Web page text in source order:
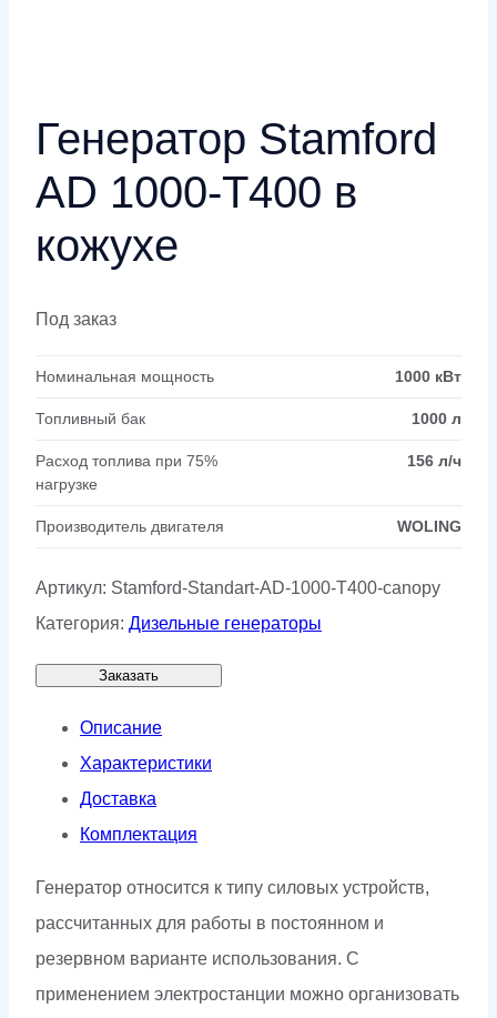
Генератор Stamford
AD 1000-T400 в
кожухе
Под заказ
Номинальная мощность 1000 кВт
Топливный бак 1000 л
Расход топлива при 75%
нагрузке
156 л/ч
Производитель двигателя WOLING
Артикул: Stamford-Standart-AD-1000-T400-canopy
Категория: Дизельные генераторы
Заказать
Описание
Характеристики
Доставка
Комплектация
Генератор относится к типу силовых устройств,
рассчитанных для работы в постоянном и
резервном варианте использования. С
применением электростанции можно организовать